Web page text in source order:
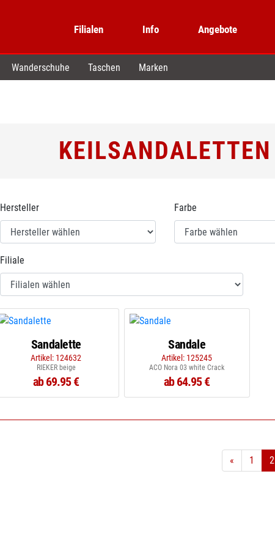
Filialen Info Angebote
Wanderschuhe Taschen Marken
KEILSANDALETTEN
Hersteller Farbe
Filiale
Sandalette
Artikel: 124632
RIEKER beige
ab 69.95 €
Sandale
Artikel: 125245
ACO Nora 03 white Crack
ab 64.95 €
« 1 2